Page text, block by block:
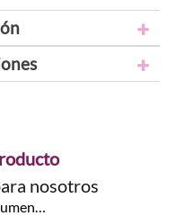
nosotros